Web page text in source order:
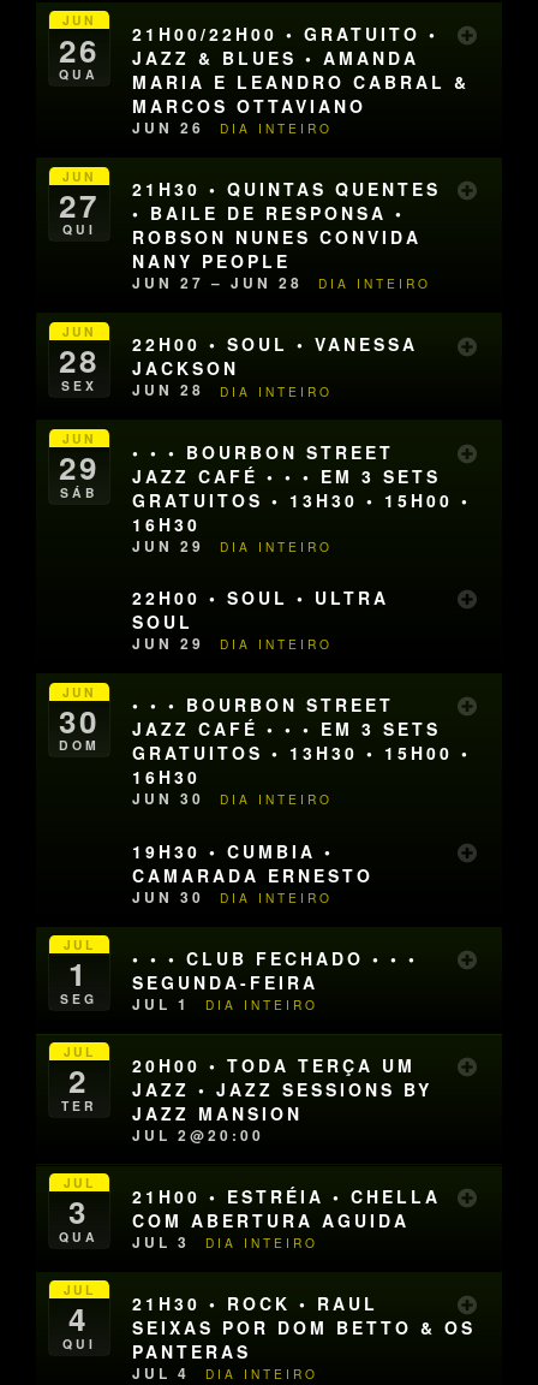
JUN
26
QUA
21H00/22H00 • GRATUITO •
JAZZ & BLUES • AMANDA
MARIA E LEANDRO CABRAL &
MARCOS OTTAVIANO
JUN 26 DIA INTEIRO
JUN
27
QUI
21H30 • QUINTAS QUENTES
• BAILE DE RESPONSA •
ROBSON NUNES CONVIDA
NANY PEOPLE
JUN 27 – JUN 28 DIA INTEIRO
JUN
28
SEX
22H00 • SOUL • VANESSA
JACKSON
JUN 28 DIA INTEIRO
JUN
29
SÁB
• • • BOURBON STREET
JAZZ CAFÉ • • • EM 3 SETS
GRATUITOS • 13H30 • 15H00 •
16H30
JUN 29 DIA INTEIRO
22H00 • SOUL • ULTRA
SOUL
JUN 29 DIA INTEIRO
JUN
30
DOM
• • • BOURBON STREET
JAZZ CAFÉ • • • EM 3 SETS
GRATUITOS • 13H30 • 15H00 •
16H30
JUN 30 DIA INTEIRO
19H30 • CUMBIA •
CAMARADA ERNESTO
JUN 30 DIA INTEIRO
JUL
1
SEG
• • • CLUB FECHADO • • •
SEGUNDA-FEIRA
JUL 1 DIA INTEIRO
JUL
2
TER
20H00 • TODA TERÇA UM
JAZZ • JAZZ SESSIONS BY
JAZZ MANSION
JUL 2@20:00
JUL
3
QUA
21H00 • ESTRÉIA • CHELLA
COM ABERTURA AGUIDA
JUL 3 DIA INTEIRO
JUL
4
QUI
21H30 • ROCK • RAUL
SEIXAS POR DOM BETTO & OS
PANTERAS
JUL 4 DIA INTEIRO